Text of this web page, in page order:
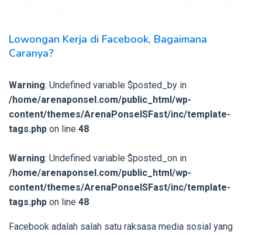
Lowongan Kerja di Facebook, Bagaimana
Caranya?
Warning: Undefined variable $posted_by in
/home/arenaponsel.com/public_html/wp-
content/themes/ArenaPonselSFast/inc/template-
tags.php on line 48
Warning: Undefined variable $posted_on in
/home/arenaponsel.com/public_html/wp-
content/themes/ArenaPonselSFast/inc/template-
tags.php on line 48
Facebook adalah salah satu raksasa media sosial yang